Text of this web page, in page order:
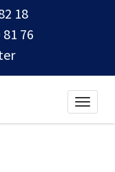
18
81 76
Toggle